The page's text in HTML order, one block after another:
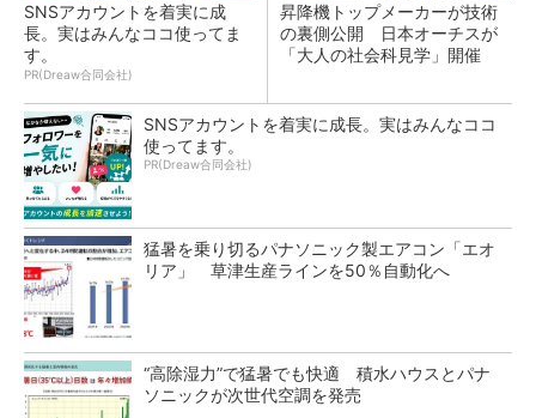
SNSアカウントを着実に成
長。実はみんなココ使ってま
す。
PR(Dreaw合同会社)
昇降機トップメーカーが技術
の裏側公開 日本オーチスが
「大人の社会科見学」開催
SNSアカウントを着実に成長。実はみんなココ
使ってます。
PR(Dreaw合同会社)
猛暑を乗り切るパナソニック製エアコン「エオ
リア」 草津生産ラインを50％自動化へ
“高除湿力”で猛暑でも快適 積水ハウスとパナ
ソニックが次世代空調を発売